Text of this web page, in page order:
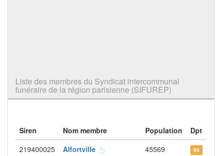
Liste des membres du Syndicat intercommunal
funéraire de la région parisienne (SIFUREP)
Siren Nom membre Population
Dpt
219400025
Alfortville 45569 94